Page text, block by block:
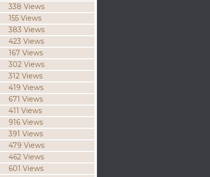
338 Views
155 Views
383 Views
423 Views
167 Views
302 Views
312 Views
419 Views
671 Views
411 Views
916 Views
391 Views
479 Views
462 Views
601 Views